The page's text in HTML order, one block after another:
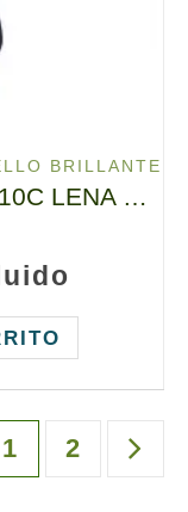
BRILLANTE
Cepillo Electrico de Pelo SE10C LENA ELDOM, 65W, una Manera de Suavizar el Pelo! Cero Frizz!
1 2